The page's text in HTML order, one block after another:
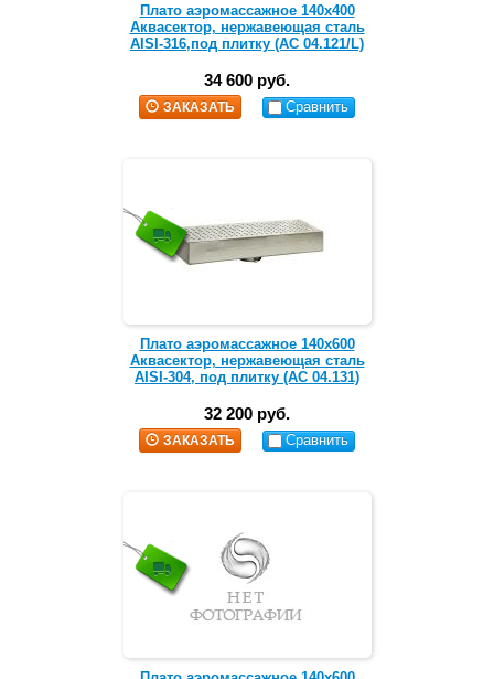
Плато аэромассажное 140х400
Аквасектор, нержавеющая сталь
AISI-316,под плитку (АС 04.121/L)
34 600 руб.
ЗАКАЗАТЬ Сравнить
Плато аэромассажное 140х600
Аквасектор, нержавеющая сталь
AISI-304, под плитку (АС 04.131)
32 200 руб.
ЗАКАЗАТЬ Сравнить